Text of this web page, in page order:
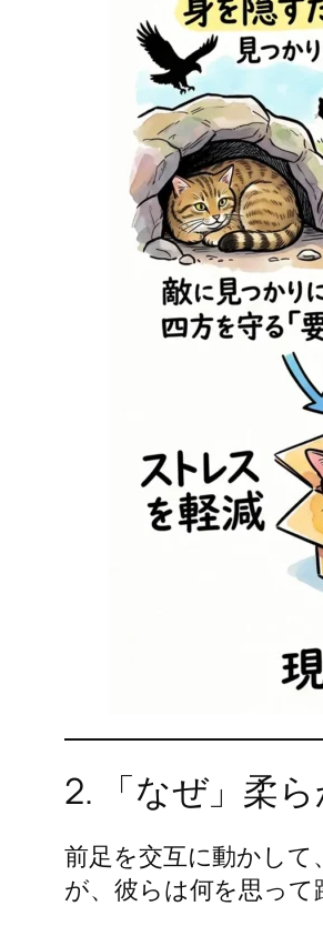
2. 「なぜ」柔
前足を交互に動かし
が、彼らは何を思っ